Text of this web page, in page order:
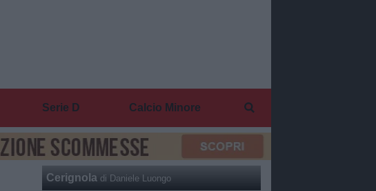
Serie D Calcio Minore
Cerignola di Daniele Luongo